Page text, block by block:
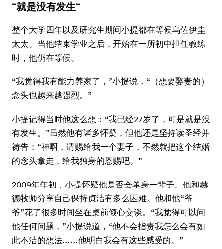
“就是没有发生“
整个大学四年以及研究生期间小提都在等候乌佐伊圭
太太。当他结束学业之后，开始在一所初中担任教练
时，他仍在等候。
“我觉得我有能力养家了，”小提说，“（想要娶妻的）
念头也越来越强烈。”
小提记得当时他这么想：“我已经27岁了，可是就是没
有发生。”虽然他有诸多怀疑，但他还是坚持读圣经并
祷告：“神啊，请赐给我一个妻子，不然就把这个结婚
的念头拿走，给我独身的恩赐吧。”
2009年年初，小提怀疑他是否会单身一辈子。他和赫
德牧师分享自己保持贞洁有多么困难。他和他“爷
爷”花了很多时间坐在桌前倾心交谈。“我觉得可以问
他任何问题，”小提说道，“他不会指责我怎么会有如
此不洁的想法……他明白我会有这些感受的。”